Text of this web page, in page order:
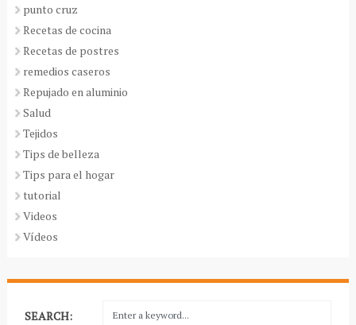
punto cruz
Recetas de cocina
Recetas de postres
remedios caseros
Repujado en aluminio
Salud
Tejidos
Tips de belleza
Tips para el hogar
tutorial
Videos
Vídeos
SEARCH: